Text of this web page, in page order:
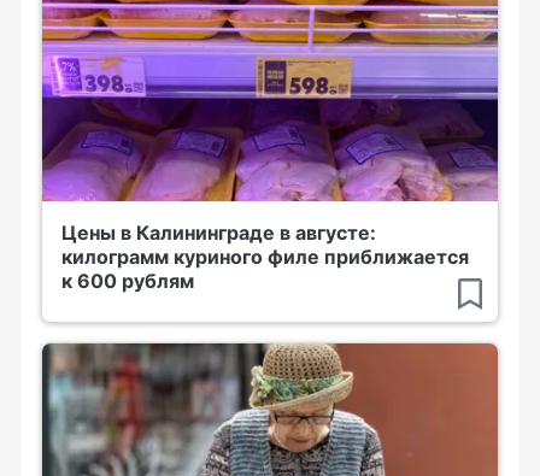
Цены в Калининграде в августе:
килограмм куриного филе приближается
к 600 рублям